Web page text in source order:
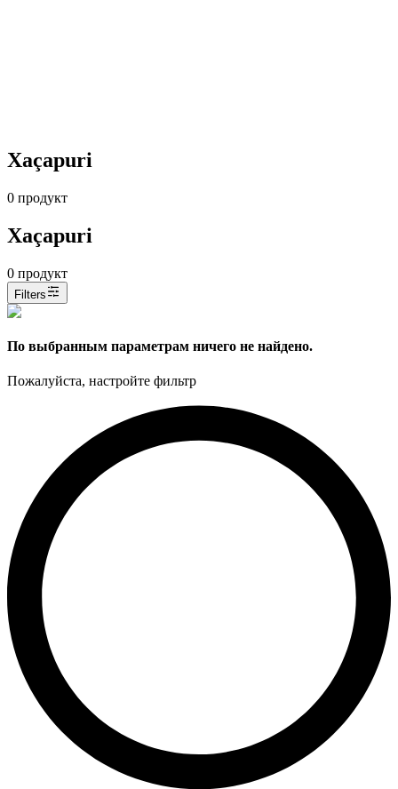
Xaçapuri
0 продукт
Xaçapuri
0 продукт
Filters
По выбранным параметрам ничего не найдено.
Пожалуйста, настройте фильтр